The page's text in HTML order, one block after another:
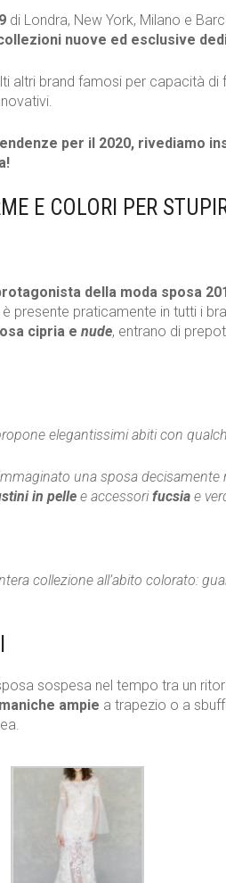
di Londra, New York, Milano e
nuove ed esclusive
altri brand famosi per capacità di
per il 2020, rivediamo
E COLORI PER
della moda sposa
presente praticamente in tutti i
cipria e nude, entrano di
elegantissimi abiti con
una sposa decisamente
in pelle e accessorifucsia e
collezione all’abito colorato:
sospesa nel tempo tra un
maniche ampie a trapezio o a